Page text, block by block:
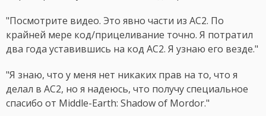
"Посмотрите видео. Это явно части из AC2. По
крайней мере код/прицеливание точно. Я потратил
два года уставившись на код AC2. Я узнаю его везде."
"Я знаю, что у меня нет никаких прав на то, что я
делал в AC2, но я надеюсь, что получу специальное
спасибо от Middle-Earth: Shadow of Mordor."